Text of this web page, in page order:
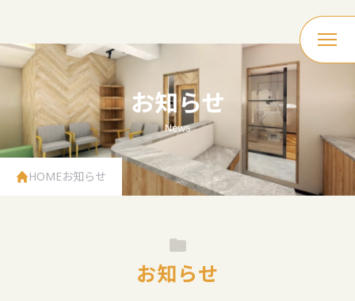
お知らせ
News
HOMEお知らせ
お知らせ